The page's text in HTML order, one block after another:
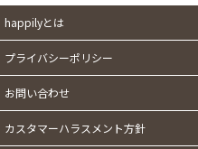
happilyとは
プライバシーポリシー
お問い合わせ
カスタマーハラスメント方針